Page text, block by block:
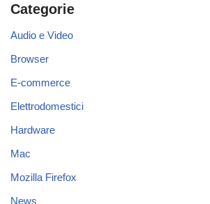
Categorie
Audio e Video
Browser
E-commerce
Elettrodomestici
Hardware
Mac
Mozilla Firefox
News